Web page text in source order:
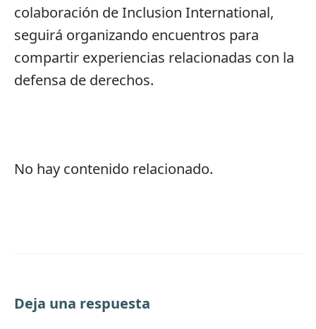
colaboración de Inclusion International,
seguirá organizando encuentros para
compartir experiencias relacionadas con la
defensa de derechos.
No hay contenido relacionado.
Deja una respuesta